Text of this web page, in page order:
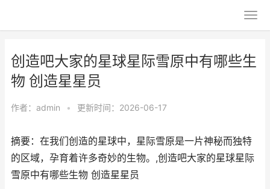
创造吧大家的星球星际雪原中有哪些生
物 创造星星员
作者： admin • 更新时间：2026-06-17
摘要：在我们创造的星球中，星际雪原是一片神秘而独特
的区域，孕育着许多奇妙的生物。,创造吧大家的星球星际
雪原中有哪些生物 创造星星员